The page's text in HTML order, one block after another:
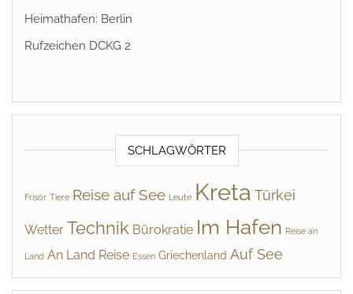
Heimathafen: Berlin
Rufzeichen DCKG 2
SCHLAGWÖRTER
Frisör Tiere Reise auf See Leute Kreta Türkei
Wetter Technik Bürokratie Im Hafen Reise an
Land An Land Reise Essen Griechenland Auf See